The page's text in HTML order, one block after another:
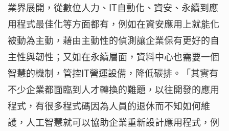
業界展開，從數位人力、IT自動化、資安、永續到應
用程式最佳化等方面都有，例如在資安應用上就能化
被動為主動，藉由主動性的偵測讓企業保有更好的自
主性與韌性；又如在永續層面，資料中心也需要一個
智慧的機制，管控IT營運設備，降低碳排。「其實有
不少企業都面臨到人才轉換的難題，以往開發的應用
程式，有很多程式碼因為人員的退休而不知如何維
護，人工智慧就可以協助企業重新設計應用程式，例